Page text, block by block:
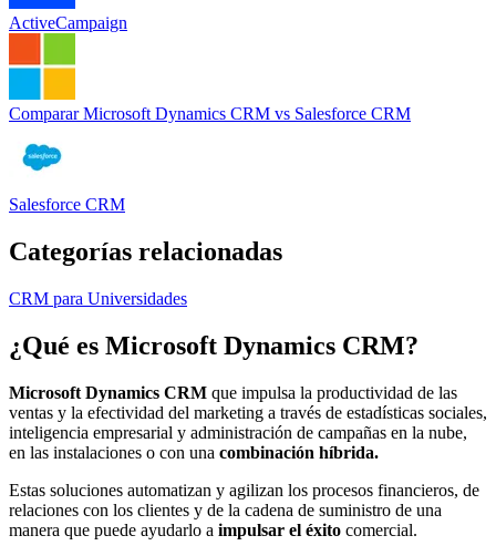
ActiveCampaign
Comparar Microsoft Dynamics CRM vs Salesforce CRM
Salesforce CRM
Categorías relacionadas
CRM para Universidades
¿Qué es Microsoft Dynamics CRM?
Microsoft Dynamics CRM que impulsa la productividad de las
ventas y la efectividad del marketing a través de estadísticas sociales,
inteligencia empresarial y administración de campañas en la nube,
en las instalaciones o con una combinación híbrida.
Estas soluciones automatizan y agilizan los procesos financieros, de
relaciones con los clientes y de la cadena de suministro de una
manera que puede ayudarlo a impulsar el éxito comercial.